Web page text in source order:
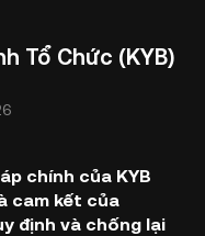
Tổ Chức (KYB)
chính của KYB
cam kết của
định và chống lại